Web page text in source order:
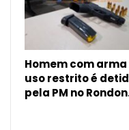
Homem com arma
uso restrito é
pela PM no